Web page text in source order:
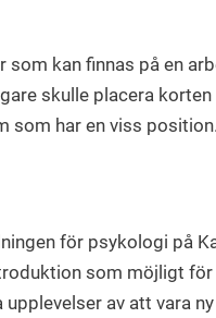
kan finnas på en
skulle placera
som har en viss position.
för psykologi på
som möjligt för
av att vara